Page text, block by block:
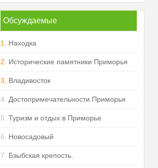
Обсуждаемые
1. Находка
2. Исторические памятники Приморья
3. Владивосток
4. Достопримечательности Приморья
5. Туризм и отдых в Приморье
6. Новосадовый
7. Бзыбская крепость.